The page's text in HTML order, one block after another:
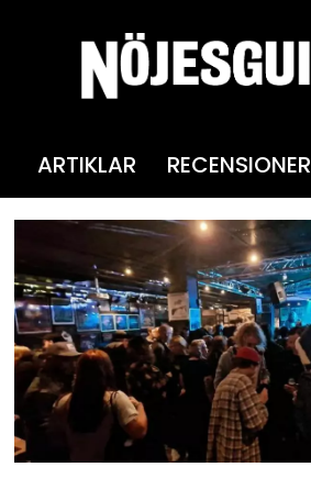
ARTIKLAR RECENSIONER